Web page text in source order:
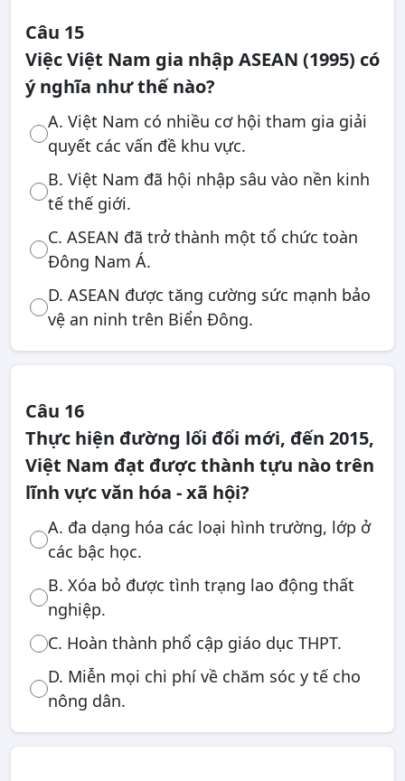
Câu 15
Việc Việt Nam gia nhập ASEAN (1995) có
ý nghĩa như thế nào?
A. Việt Nam có nhiều cơ hội tham gia giải
quyết các vấn đề khu vực.
B. Việt Nam đã hội nhập sâu vào nền kinh
tế thế giới.
C. ASEAN đã trở thành một tổ chức toàn
Đông Nam Á.
D. ASEAN được tăng cường sức mạnh bảo
vệ an ninh trên Biển Đông.
Câu 16
Thực hiện đường lối đổi mới, đến 2015,
Việt Nam đạt được thành tựu nào trên
lĩnh vực văn hóa - xã hội?
A. đa dạng hóa các loại hình trường, lớp ở
các bậc học.
B. Xóa bỏ được tình trạng lao động thất
nghiệp.
C. Hoàn thành phổ cập giáo dục THPT.
D. Miễn mọi chi phí về chăm sóc y tế cho
nông dân.